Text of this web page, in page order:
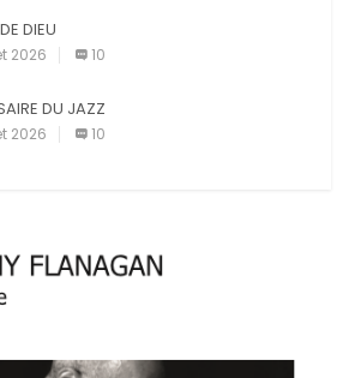
DIEU
2026 10
DU JAZZ
2026 10